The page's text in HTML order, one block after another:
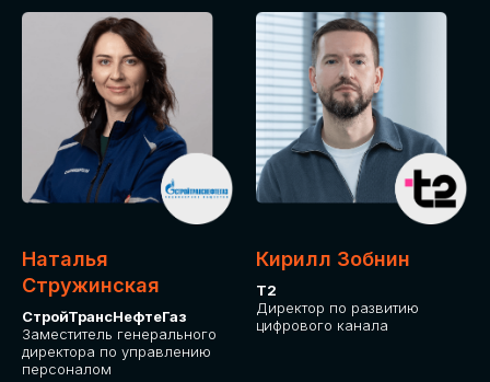
Наталья
Стружинская
СтройТрансНефтеГаз
Заместитель генерального
директора по управлению
персоналом
Кирилл Зобнин
Т2
Директор по развитию
цифрового канала
Приглашаем стать спикером GLOBAL
TECH FORUM и поделиться своим
опытом и экспертизой. Будем рады
сотрудничеству!
СТАТЬ
СПИКЕРОМ
IT Solutions for Business